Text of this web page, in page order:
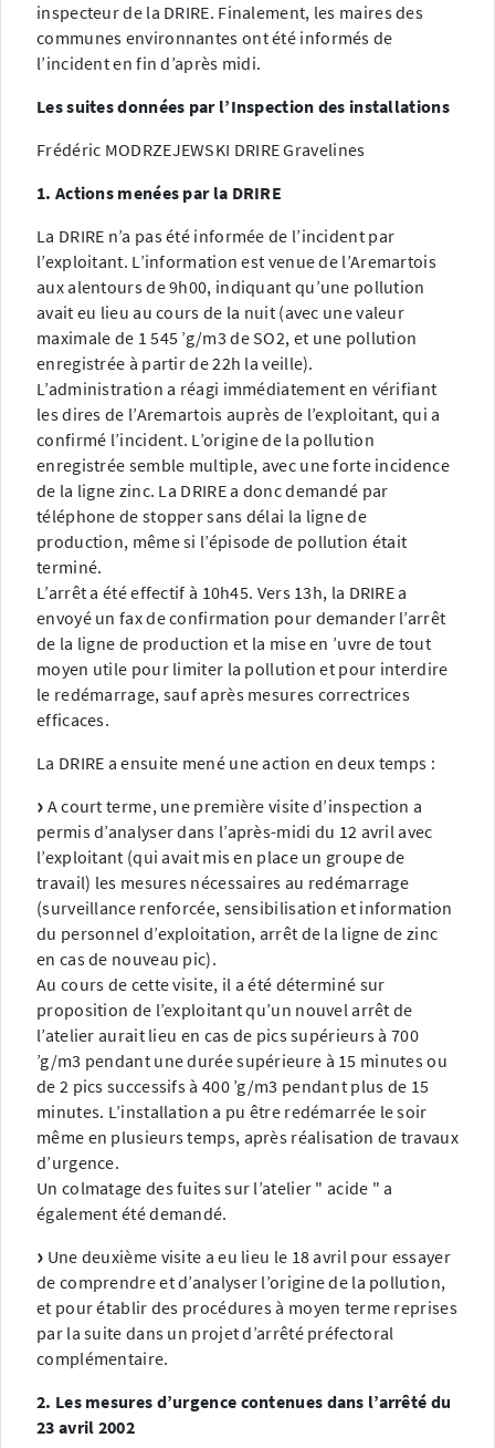
inspecteur de la DRIRE. Finalement, les maires des
communes environnantes ont été informés de
l’incident en fin d’après midi.
Les suites données par l’Inspection des installations
Frédéric MODRZEJEWSKI DRIRE Gravelines
1. Actions menées par la DRIRE
La DRIRE n’a pas été informée de l’incident par
l’exploitant. L’information est venue de l’Aremartois
aux alentours de 9h00, indiquant qu’une pollution
avait eu lieu au cours de la nuit (avec une valeur
maximale de 1 545 ’g/m3 de SO2, et une pollution
enregistrée à partir de 22h la veille).
L’administration a réagi immédiatement en vérifiant
les dires de l’Aremartois auprès de l’exploitant, qui a
confirmé l’incident. L’origine de la pollution
enregistrée semble multiple, avec une forte incidence
de la ligne zinc. La DRIRE a donc demandé par
téléphone de stopper sans délai la ligne de
production, même si l’épisode de pollution était
terminé.
L’arrêt a été effectif à 10h45. Vers 13h, la DRIRE a
envoyé un fax de confirmation pour demander l’arrêt
de la ligne de production et la mise en ’uvre de tout
moyen utile pour limiter la pollution et pour interdire
le redémarrage, sauf après mesures correctrices
efficaces.
La DRIRE a ensuite mené une action en deux temps :
A court terme, une première visite d’inspection a
permis d’analyser dans l’après-midi du 12 avril avec
l’exploitant (qui avait mis en place un groupe de
travail) les mesures nécessaires au redémarrage
(surveillance renforcée, sensibilisation et information
du personnel d’exploitation, arrêt de la ligne de zinc
en cas de nouveau pic).
Au cours de cette visite, il a été déterminé sur
proposition de l’exploitant qu’un nouvel arrêt de
l’atelier aurait lieu en cas de pics supérieurs à 700
’g/m3 pendant une durée supérieure à 15 minutes ou
de 2 pics successifs à 400 ’g/m3 pendant plus de 15
minutes. L’installation a pu être redémarrée le soir
même en plusieurs temps, après réalisation de travaux
d’urgence.
Un colmatage des fuites sur l’atelier " acide " a
également été demandé.
Une deuxième visite a eu lieu le 18 avril pour essayer
de comprendre et d’analyser l’origine de la pollution,
et pour établir des procédures à moyen terme reprises
par la suite dans un projet d’arrêté préfectoral
complémentaire.
2. Les mesures d’urgence contenues dans l’arrêté du
23 avril 2002